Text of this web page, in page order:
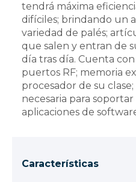
tendrá máxima
difíciles; brindando un
variedad de palés;
que salen y entran de
día tras día. Cuenta
puertos RF; memoria
procesador de su
necesaria para
aplicaciones de
Características